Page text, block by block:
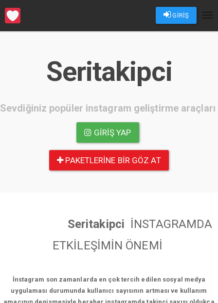
GİRİŞ
Seritakipci
Sevdiğiniz popüler instagram geliştirme araçları
GIRIŞ YAP
PAKETLERINE BIR GÖZ AT
Seritakipci İNSTAGRAMDA
ETKİLEŞİMİN ÖNEMİ
İnstagram son zamanlarda en çok tercih edilen sosyal medya
uygulaması durumunda kullanıcı sayısının artması ve kullanım